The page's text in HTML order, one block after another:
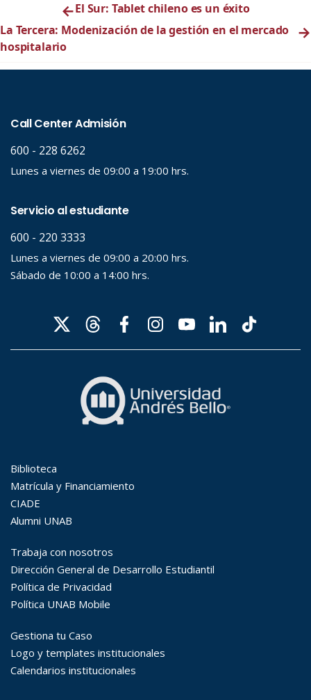
←El Sur: Tablet chileno es un éxito
La Tercera: Modenización de la gestión en el mercado
hospitalario
→